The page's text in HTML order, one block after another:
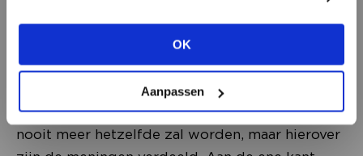
OK
Aanpassen
aan of bekijk de andere mogelijkheden.
BEKIJK ALLE OPTIES
The future is polarized
Na elke crisis beweren experts dat het leven
nooit meer hetzelfde zal worden, maar hierover